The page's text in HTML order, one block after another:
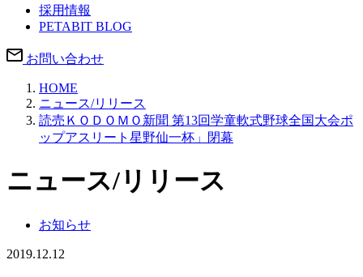
採用情報
PETABIT BLOG
お問い合わせ
HOME
ニュース/リリース
読売ＫＯＤＯＭＯ新聞 第13回学童軟式野球全国大会ポ
ップアスリート星野仙一杯」閉幕
ニュース/リリース
お知らせ
2019.12.12